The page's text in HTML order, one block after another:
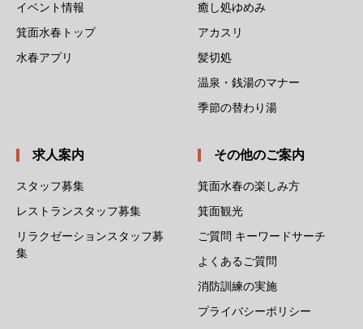
イベント情報
箕面水春トップ
水春アプリ
癒し処ゆめみ
アカスリ
髪切処
温泉・銭湯のマナー
季節の替わり湯
求人案内
スタッフ募集
レストランスタッフ募集
リラクゼーションスタッフ募
集
その他のご案内
箕面水春の楽しみ方
箕面観光
ご質問 キーワードサーチ
よくあるご質問
消防訓練の実施
プライバシーポリシー